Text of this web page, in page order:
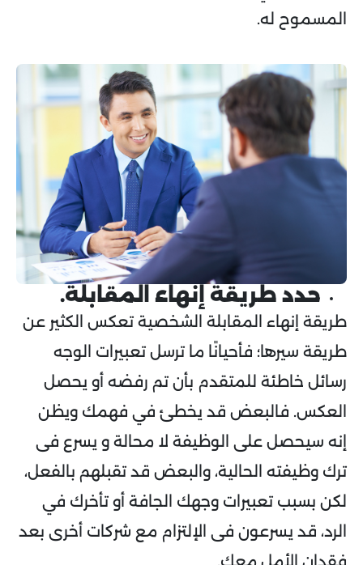
المسموح له.
حدد طريقة إنهاء المقابلة.
طريقة إنهاء المقابلة الشخصية تعكس الكثير عن
طريقة سيرها؛ فأحيانًا ما ترسل تعبيرات الوجه
رسائل خاطئة للمتقدم بأن تم رفضه أو يحصل
العكس. فالبعض قد يخطئ في فهمك ويظن
إنه سيحصل على الوظيفة لا محالة و يسرع فى
ترك وظيفته الحالية، والبعض قد تقبلهم بالفعل،
لكن بسبب تعبيرات وجهك الجافة أو تأخرك في
الرد، قد يسرعون فى الإلتزام مع شركات أخرى بعد